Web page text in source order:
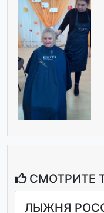
СМОТРИТЕ
ЛЫЖНЯ